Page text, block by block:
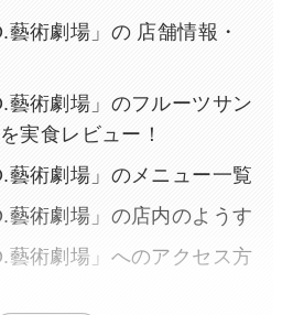
藝術劇場」の 店舗情報・
藝術劇場」のフルーツサン
実食レビュー！
藝術劇場」のメニュー一覧
藝術劇場」の店内のようす
藝術劇場」へのアクセス方